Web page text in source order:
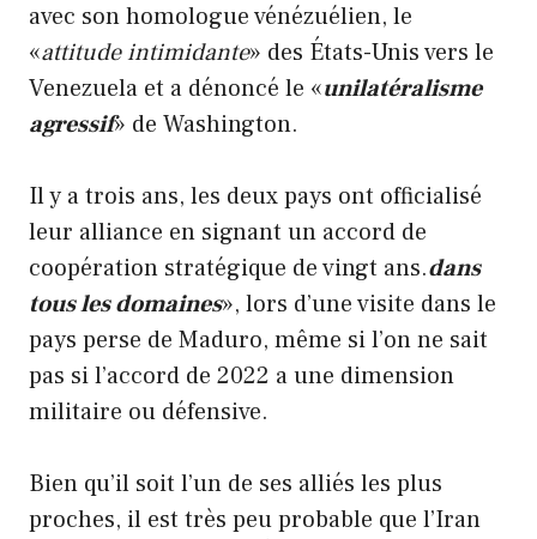
avec son homologue vénézuélien, le
«attitude intimidante» des États-Unis vers le
Venezuela et a dénoncé le «unilatéralisme
agressif» de Washington.
Il y a trois ans, les deux pays ont officialisé
leur alliance en signant un accord de
coopération stratégique de vingt ans.dans
tous les domaines», lors d’une visite dans le
pays perse de Maduro, même si l’on ne sait
pas si l’accord de 2022 a une dimension
militaire ou défensive.
Bien qu’il soit l’un de ses alliés les plus
proches, il est très peu probable que l’Iran